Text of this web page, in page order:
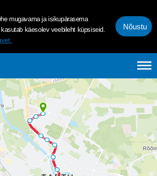
mugavama ja isikupärasema
käesolev veebileht küpsiseid.
Nõustu